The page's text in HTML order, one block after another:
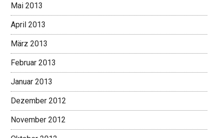
Mai 2013
April 2013
März 2013
Februar 2013
Januar 2013
Dezember 2012
November 2012